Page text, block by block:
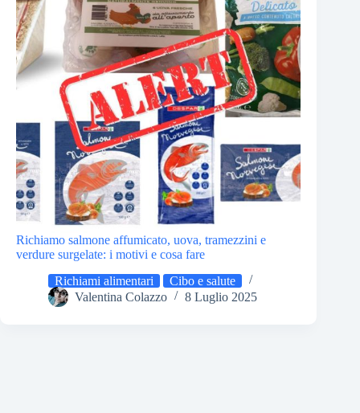
Richiamo salmone affumicato, uova, tramezzini e
verdure surgelate: i motivi e cosa fare
Richiami alimentari
Cibo e salute
Valentina Colazzo
8 Luglio 2025